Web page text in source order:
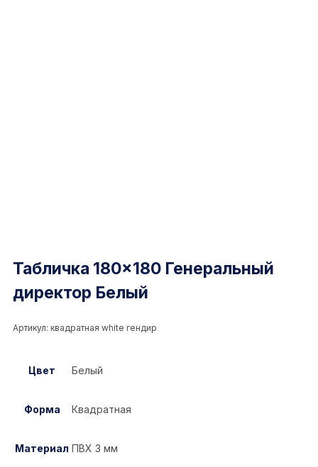
Табличка 180×180 Генеральный
директор Белый
Артикул: квадратная white гендир
Цвет Белый
Форма Квадратная
Материал ПВХ 3 мм